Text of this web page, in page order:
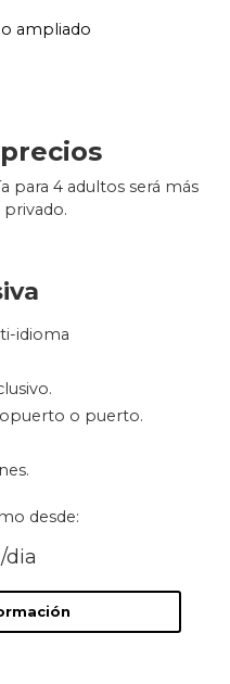
ampliado
para 4 adultos será más
idioma
o puerto.
desde:
/dia